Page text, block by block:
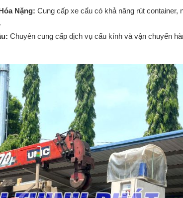
Nặng: Cung cấp xe cẩu có khả năng rút container,
Chuyên cung cấp dịch vụ cẩu kính và vận chuyển